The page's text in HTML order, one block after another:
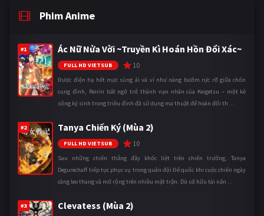
Phim Anime
#1 Ác Nữ Nửa Vời ~Truyền Kì Hoán Hồn Đổi Xác~
FULL HD VIETSUB 10
Được điện hạ hết mực sủng ái và ví như nàng bướm rực rỡ giữa chốn
cung đình, Reirin bất ngờ trở thành nạn nhân của Keigetsu – một kẻ
sống ký sinh trong triều đình đã sử dụng ma thuật để hoán đổi th ...
#2 Tanya Chiến Ký (Mùa 2)
FULL HD VIETSUB 10
Sau những chiến thắng đầy khốc liệt trên chiến trường, Tanya
Degurechaff tiếp tục phục vụ trong quân đội Đế quốc khi cuộc chiến ngày
càng leo thang và mở rộng trên nhiều mặt trận. Dù sở hữu tài năn ...
#3 Clevatess (Mùa 2)